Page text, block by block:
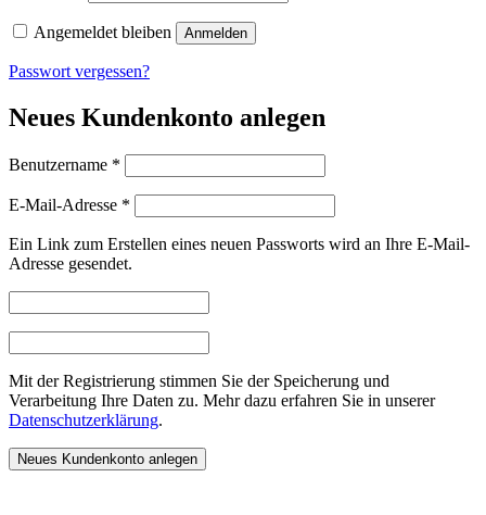
Angemeldet bleiben Anmelden
Passwort vergessen?
Neues Kundenkonto anlegen
Benutzername *
E-Mail-Adresse *
Ein Link zum Erstellen eines neuen Passworts wird an Ihre E-Mail-
Adresse gesendet.
Mit der Registrierung stimmen Sie der Speicherung und
Verarbeitung Ihre Daten zu. Mehr dazu erfahren Sie in unserer
Datenschutzerklärung.
Neues Kundenkonto anlegen